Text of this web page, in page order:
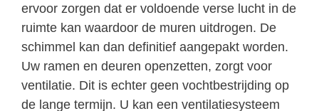
ervoor zorgen dat er voldoende verse lucht in de
ruimte kan waardoor de muren uitdrogen. De
schimmel kan dan definitief aangepakt worden.
Uw ramen en deuren openzetten, zorgt voor
ventilatie. Dit is echter geen vochtbestrijding op
de lange termijn. U kan een ventilatiesysteem